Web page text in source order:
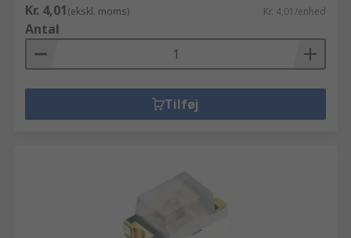
Kr. 4,01(ekskl. moms) Kr. 4,01/enhed
Antal
Tilføj